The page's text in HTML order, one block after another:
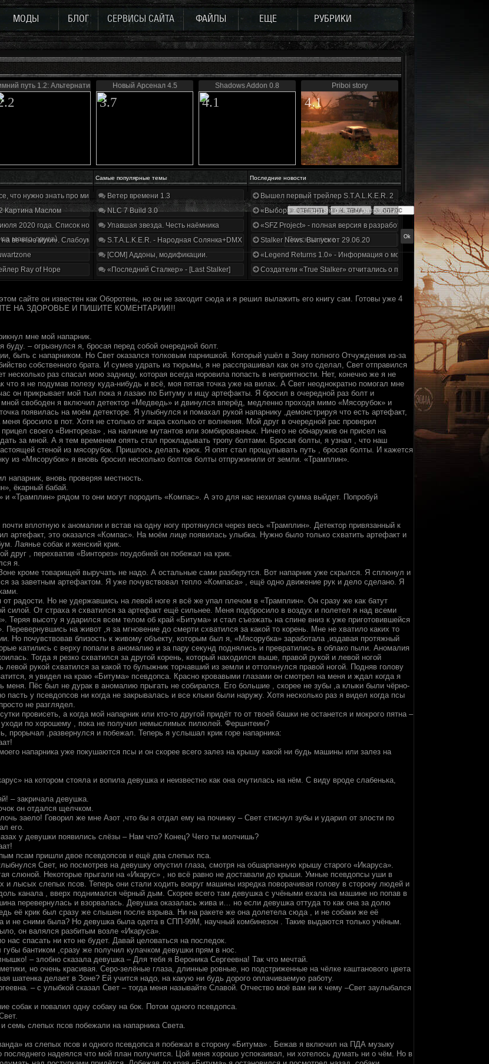
МОДЫ БЛОГ СЕРВИСЫ САЙТА ФАЙЛЫ ЕЩЕ РУБРИКИ
путь 1.2: Альтернатива Новый Арсенал 4.5
3.7
Shadows Addon 0.8
4.1
Priboi story
4.1
Самые популярные темы Последние новости
что нужно знать про мир, геймплей и сюжет | Разбор трейлера
Картина Маслом
2020 года. Список нововведений
вечные муки». Слабоумие и отвага
Ray of Hope
Ветер времени 1.3
NLC 7 Build 3.0
Упавшая звезда. Честь наёмника
S.T.A.L.K.E.R. - Народная Солянка+DMX 1.3.5.ООП.МА.К.
[COM] Аддоны, модификации.
«Последний Сталкер» - [Last Stalker]
Вышел первый трейлер S.T.A.L.K.E.R. 2
«Выбор» - четвертый отчет о разработке!
«SFZ Project» - полная версия в разработке!
Stalker News. Выпуск от 29.06.20
«Legend Returns 1.0» - Информация о моде за июнь 2020
Создатели «True Stalker» отчитались о проделанной работе
моего друга)
сайте он известен как Оборотень, но он не заходит сюда и я решил вылажить его книгу сам. Готовы уже 4
НА ЗДОРОВЬЕ И ПИШИТЕ КОМЕНТАРИИ!!!
мне мой напарник.
буду. – огрызнулся я, бросая перед собой очередной болт.
быть с напарником. Но Свет оказался толковым парнишкой. Который ушёл в Зону полного Отчуждения из-за
собственного брата. И сумев удрать из тюрьмы, я не расспрашивал как он это сделал, Свет отправился
несколько раз спасал мою задницу, которая всегда норовила попасть в неприятности. Нет, конечно же я не
что я не подумав полезу куда-нибудь и всё, моя пятая точка уже на вилах. А Свет неоднократно помогал мне
он прикрывает мой тыл пока я лазаю по Битуму и ищу артефакты. Я бросил в очередной раз болт и
свободен я включил детектор «Медведь» и двинулся вперёд, медленно проходя мимо «Мясорубок» и
появилась на моём детекторе. Я улыбнулся и помахал рукой напарнику ,демонстрируя что есть артефакт,
бросило в пот. Хотя не столько от жара сколько от волнения. Мой друг в очередной рас проверил
прицел своего «Винтореза» , на наличие мутантов или зомбированных. Ничего не обнаружив он присел на
за мной. А я тем временем опять стал прокладывать тропу болтами. Бросая болты, я узнал , что наш
стеной из мясорубок. Пришлось делать крюк. Я опят стал прощупывать путь , бросая болты. И кажется
из «Мясорубок» я вновь бросил несколько болтов болты отпружинили от земли. «Трамплин».
напарник, вновь проверяя местность.
ёкарный бабай.
«Трамплин» рядом то они могут породить «Компас». А это для нас нехилая сумма выйдет. Попробуй
вплотную к аномалии и встав на одну ногу протянулся через весь «Трамплин». Детектор привязанный к
артефакт, это оказался «Компас». На моём лице появилась улыбка. Нужно было только схватить артефакт и
Лаянье собак и женский крик.
друг , перехватив «Винторез» поудобней он побежал на крик.
я.
кроме товарищей выручать не надо. А остальные сами разберутся. Вот напарник уже скрылся. Я сплюнул и
за заветным артефактом. Я уже почувствовал тепло «Компаса» , ещё одно движение рук и дело сделано. Я
радости. Но не удержавшись на левой ноге я всё же упал плечом в «Трамплин». Он сразу же как батут
силой. От страха я схватился за артефакт ещё сильнее. Меня подбросило в воздух и полетел я над всеми
Теряя высоту я ударился всем телом об край «Битума» и стал съезжать на спине вниз к уже приготовившейся
Перевернувшись на живот ,я за мгновение до смерти схватился за какой то корень. Мне не хватило каких то
Но почувствовав близость к живому объекту, которым был я, «Мясорубка» заработала ,издавая протяжный
катились с верху попали в аномалию и за пару секунд поднялись и превратились в облако пыли. Аномалия
Тогда я резко схватился за другой корень, который находился выше, правой рукой и левой ногой
левой рукой схватился за какой то булыжник торчавший из земли и оттолкнулся правой ногой. Подняв голову
я увидел на краю «Битума» псевдопса. Красно кровавыми глазами он смотрел на меня и ждал когда я
меня. Пёс был не дурак в аномалию прыгать не собирался. Его большие , скорее не зубы ,а клыки были чёрно-
пасть у псевдопсов ни когда не закрывалась и все клыки были наружу. Хотя несколько раз я видел когда псы
не разглядел.
провисеть, а когда мой напарник или кто-то другой придёт то от твоей башки не останется и мокрого пятна –
уходи по хорошему , пока не получил немыслимых пилюлей. Фершнтеин?
прорычал ,развернулся и побежал. Теперь я услышал крик горе напарника:
напарника уже покушаются псы и он скорее всего залез на крышу какой ни будь машины или залез на
на котором стояла и вопила девушка и неизвестно как она очутилась на нём. С виду вроде слабенька,
– закричала девушка.
он отдался щелчком.
заело! Говорил же мне Азот ,что бы я отдал ему на починку – Свет стиснул зубы и ударил от злости по
его.
у девушки появились слёзы – Нам что? Конец? Чего ты молчишь?
псам пришли двое псевдопсов и ещё два слепых пса.
Свет, но посмотрев на девушку опустил глаза, смотря на обшарпанную крышу старого «Икаруса».
слюной. Некоторые прыгали на «Икарус» , но всё равно не доставали до крыши. Умные псевдопсы уши в
и лысых слепых псов. Теперь они стали ходить вокруг машины изредка поворачивая голову в сторону людей и
канала , вверх поднимался чёрный дым. Скорее всего там девушка с учёными ехала на машине но попав в
перевернулась и взорвалась. Девушка оказалась жива и… но если девушка оттуда то как она за долю
её крик был сразу же слышен после взрыва. Ни на ракете же она долетела сюда , и не собаки же её
и не сними была? Но девушка была одета в СПП-99М, научный комбинезон . Такие выдаются только учёным.
он валялся разбитым возле «Икаруса».
нас спасать ни кто не будет. Давай целоваться на последок.
бантиком ,сразу же получил кулачком девушки прям в нос.
– злобно сказала девушка – Для тебя я Вероника Сергеевна! Так что мечтай.
но очень красивая. Серо-зелёные глаза, длинные ровные, но подстриженные на чёлке каштанового цвета
шатенка делает в Зоне? Ей учится надо, на какую ни будь дорого оплачиваемую работу.
– с улыбкой сказал Свет – тогда меня называйте Славой. Отчество моё вам ни к чему –Свет заулыбался
собак и повалил одну собаку на бок. Потом одного псевдопса.
семь слепых псов побежали на напарника Света.
из слепых псов и одного псевдопса я побежал в сторону «Битума» . Бежав я включил на ПДА музыку
последнего надеялся что мой план получится. Цой меня хорошо успокаивал, ни хотелось думать ни о чём. Но в